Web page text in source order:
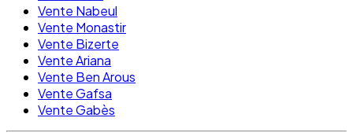
Vente Nabeul
Vente Monastir
Vente Bizerte
Vente Ariana
Vente Ben Arous
Vente Gafsa
Vente Gabès